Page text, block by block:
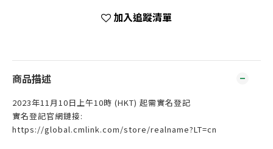
加入追蹤清單
商品描述
2023年11月10日上午10時 (HKT) 起需實名登記
實名登記官網鏈接:
https://global.cmlink.com/store/realname?LT=cn